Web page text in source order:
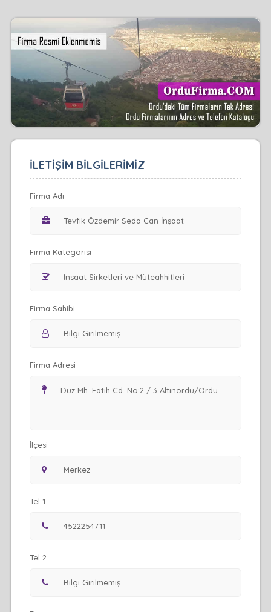
İLETİŞİM BİLGİLERİMİZ
Firma Adı
Firma Kategorisi
Firma Sahibi
Firma Adresi
İlçesi
Tel 1
Tel 2